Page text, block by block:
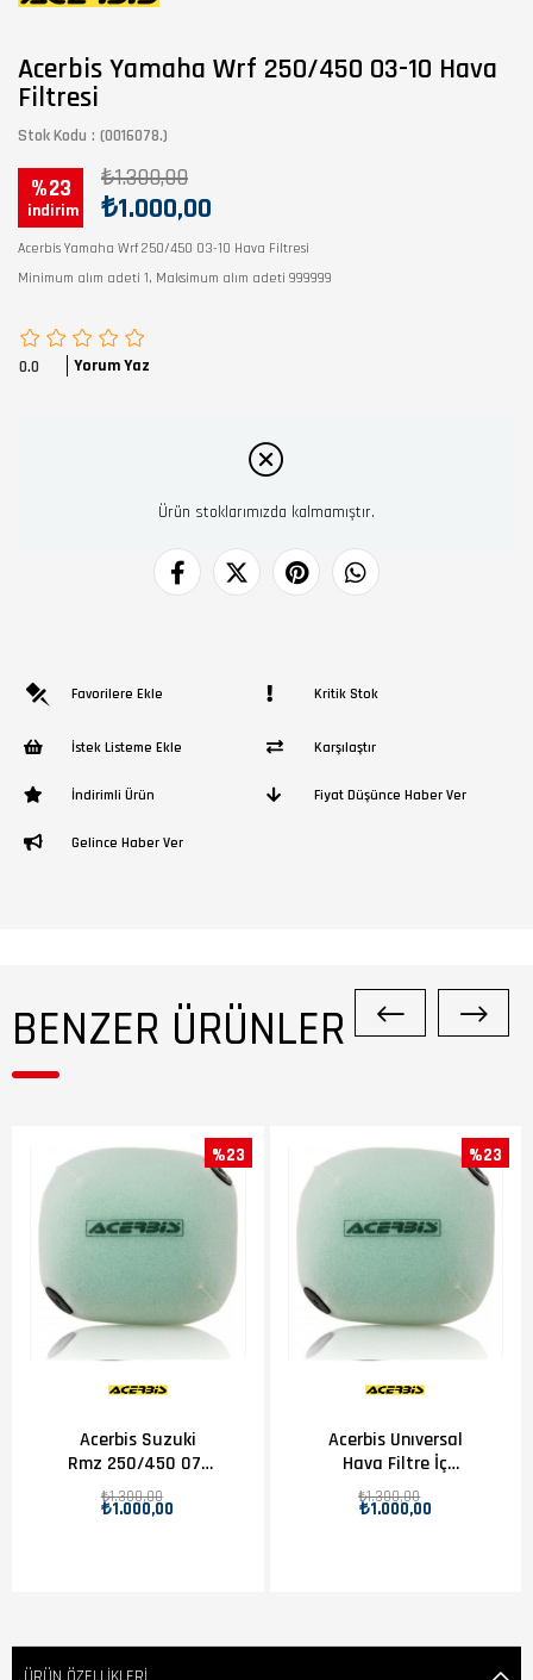
Acerbis Yamaha Wrf 250/450 03-10 Hava
Filtresi
Stok Kodu (0016078.)
23 ₺1.300,00
₺1.000,00
Acerbis Yamaha Wrf 250/450 03-10 Hava Filtresi
Minimum alım adeti 1, Maksimum alım adeti 999999
0.0 Yorum Yaz
Ürün stoklarımızda kalmamıştır.
Favorilere Ekle Kritik Stok
İstek Listeme Ekle Karşılaştır
İndirimli Ürün Fiyat Düşünce Haber Ver
Gelince Haber Ver
BENZER ÜRÜNLER
Acerbis Suzuki
Rmz 250/450 07-
18 Hava Filtresi
₺1.000,00
₺1.300,00
%23
Acerbis Unıversal
Hava Filtre İç
Kapak Turuncu
₺1.000,00
₺1.300,00
%23